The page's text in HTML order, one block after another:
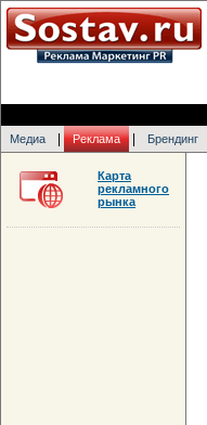
Медиа Реклама Брендинг
Карта
рекламного
рынка